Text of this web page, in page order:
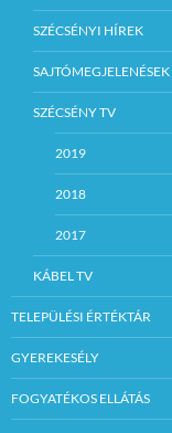
SZÉCSÉNYI HÍREK
SAJTÓMEGJELENÉSEK
SZÉCSÉNY TV
2019
2018
2017
KÁBEL TV
TELEPÜLÉSI ÉRTÉKTÁR
GYEREKESÉLY
FOGYATÉKOS ELLÁTÁS